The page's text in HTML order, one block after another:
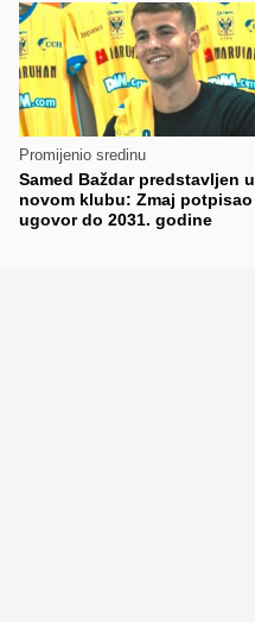
Promijenio sredinu
Samed Baždar predstavljen u
novom klubu: Zmaj potpisao
ugovor do 2031. godine